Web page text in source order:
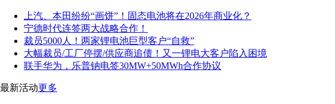
上汽、本田纷纷“画饼”！固态电池将在2026年商业化？
宁德时代连签两大战略合作！
裁员5000人！两家锂电池巨型客户“自救”
大幅裁员/工厂停摆/供应商追债！又一锂电大客户陷入困境
联手华为，乐普钠电签30MW+50MWh合作协议
最新活动更多